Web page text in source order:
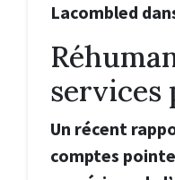
Lacombled
services
Un récent
comptes